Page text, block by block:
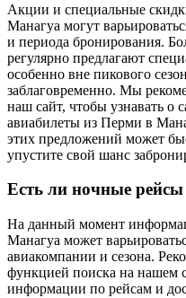
Акции и специальные
Манагуа могут
и периода бронирования.
регулярно предлагают
особенно вне пикового
заблаговременно. Мы
наш сайт, чтобы узнавать о
авиабилеты из Перми в
этих предложений может
упустите свой шанс
Есть ли ночные
На данный момент
Манагуа может
авиакомпании и сезона.
функцией поиска на нашем
информации по рейсам и